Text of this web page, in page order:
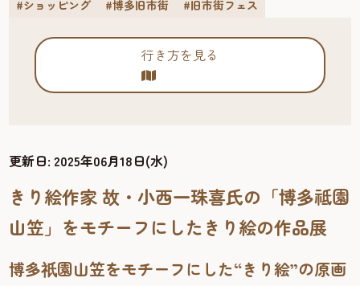
#ショッピング
#博多旧市街 #旧市街フェス
行き方を見る
更新日:2025年06月18日(水)
きり絵作家 故・小西一珠喜氏の「博多祗園
山笠」をモチーフにしたきり絵の作品展
博多祇園山笠をモチーフにした“きり絵”の原画